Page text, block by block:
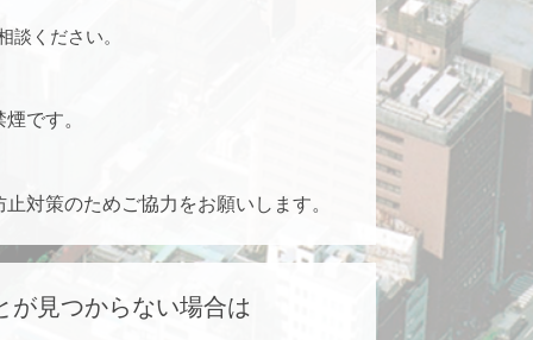
談ください。
です。
対策のためご協力をお願いします。
が見つからない場合は